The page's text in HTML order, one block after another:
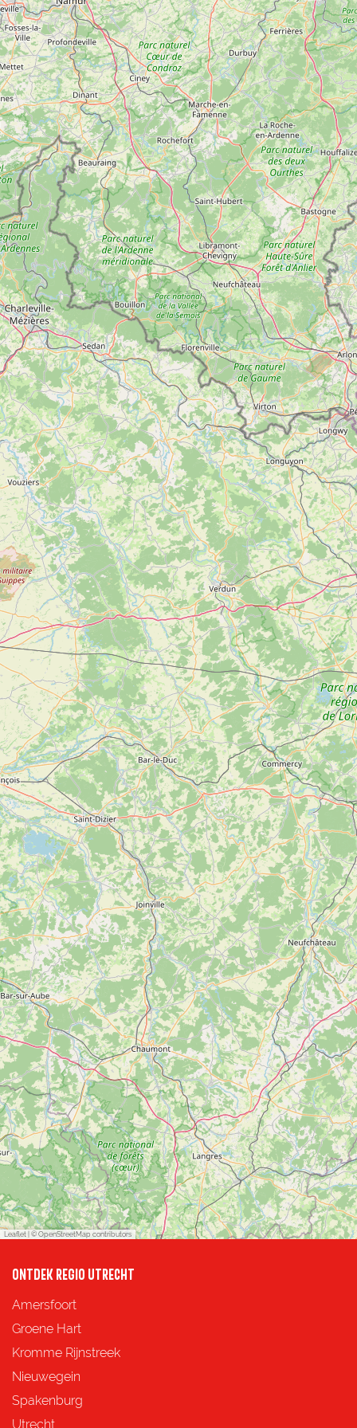
Leaflet © OpenStreetMap contributors
ONTDEK REGIO UTRECHT
Amersfoort
Groene Hart
Kromme Rijnstreek
Nieuwegein
Spakenburg
Utrecht